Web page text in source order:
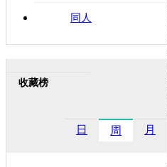
同人
收藏榜
日 周 月